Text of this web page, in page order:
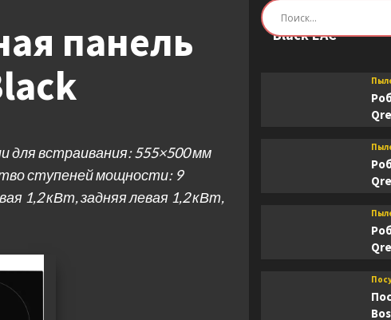
панель
для встраивания: 555×500 мм
ступеней мощности: 9
1,2 кВт, задняя левая 1,2 кВт,
Робот-пылесос
Black EAC